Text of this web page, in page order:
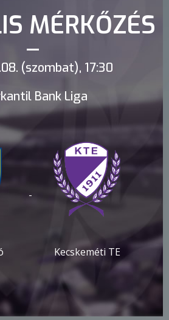
MÉRKŐZÉS
(szombat), 17:30
Bank Liga
-
Kecskeméti TE